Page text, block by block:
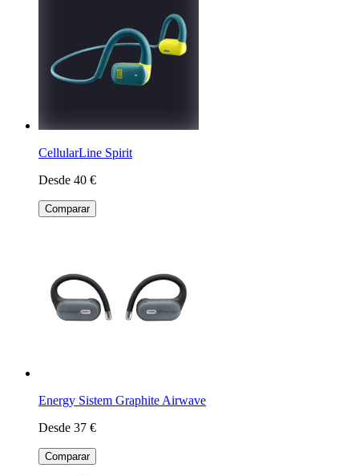
CellularLine Spirit
Desde 40 €
Comparar
Energy Sistem Graphite Airwave
Desde 37 €
Comparar